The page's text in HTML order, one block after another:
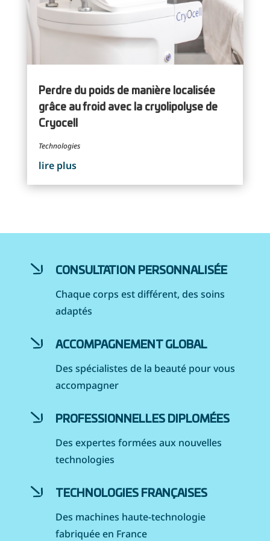
Perdre du poids de manière localisée
grâce au froid avec la cryolipolyse de
Cryocell
Technologies
lire plus
CONSULTATION PERSONNALISÉE
Chaque corps est différent, des soins
adaptés
ACCOMPAGNEMENT GLOBAL
Des spécialistes de la beauté pour vous
accompagner
PROFESSIONNELLES DIPLOMÉES
Des expertes formées aux nouvelles
technologies
TECHNOLOGIES FRANÇAISES
Des machines haute-technologie
fabriquée en France